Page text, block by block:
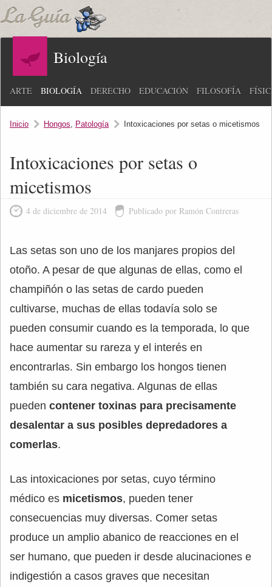
Biología
ARTE BIOLOGÍA DERECHO EDUCACIÓN FILOSOFÍA
Inicio Hongos, Patología Intoxicaciones por setas o micetismos
Intoxicaciones por setas o
micetismos
4 de diciembre de 2014 Publicado por Ramón Contreras
Las setas son uno de los manjares propios del
otoño. A pesar de que algunas de ellas, como el
champiñón o las setas de cardo pueden
cultivarse, muchas de ellas todavía solo se
pueden consumir cuando es la temporada, lo que
hace aumentar su rareza y el interés en
encontrarlas. Sin embargo los hongos tienen
también su cara negativa. Algunas de ellas
pueden contener toxinas para precisamente
desalentar a sus posibles depredadores a
comerlas.
Las intoxicaciones por setas, cuyo término
médico es micetismos, pueden tener
consecuencias muy diversas. Comer setas
produce un amplio abanico de reacciones en el
ser humano, que pueden ir desde alucinaciones e
indigestión a casos graves que necesitan